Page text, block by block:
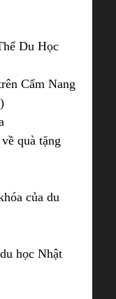
Du Học
Cẩm Nang
quà tặng
của du
học Nhật